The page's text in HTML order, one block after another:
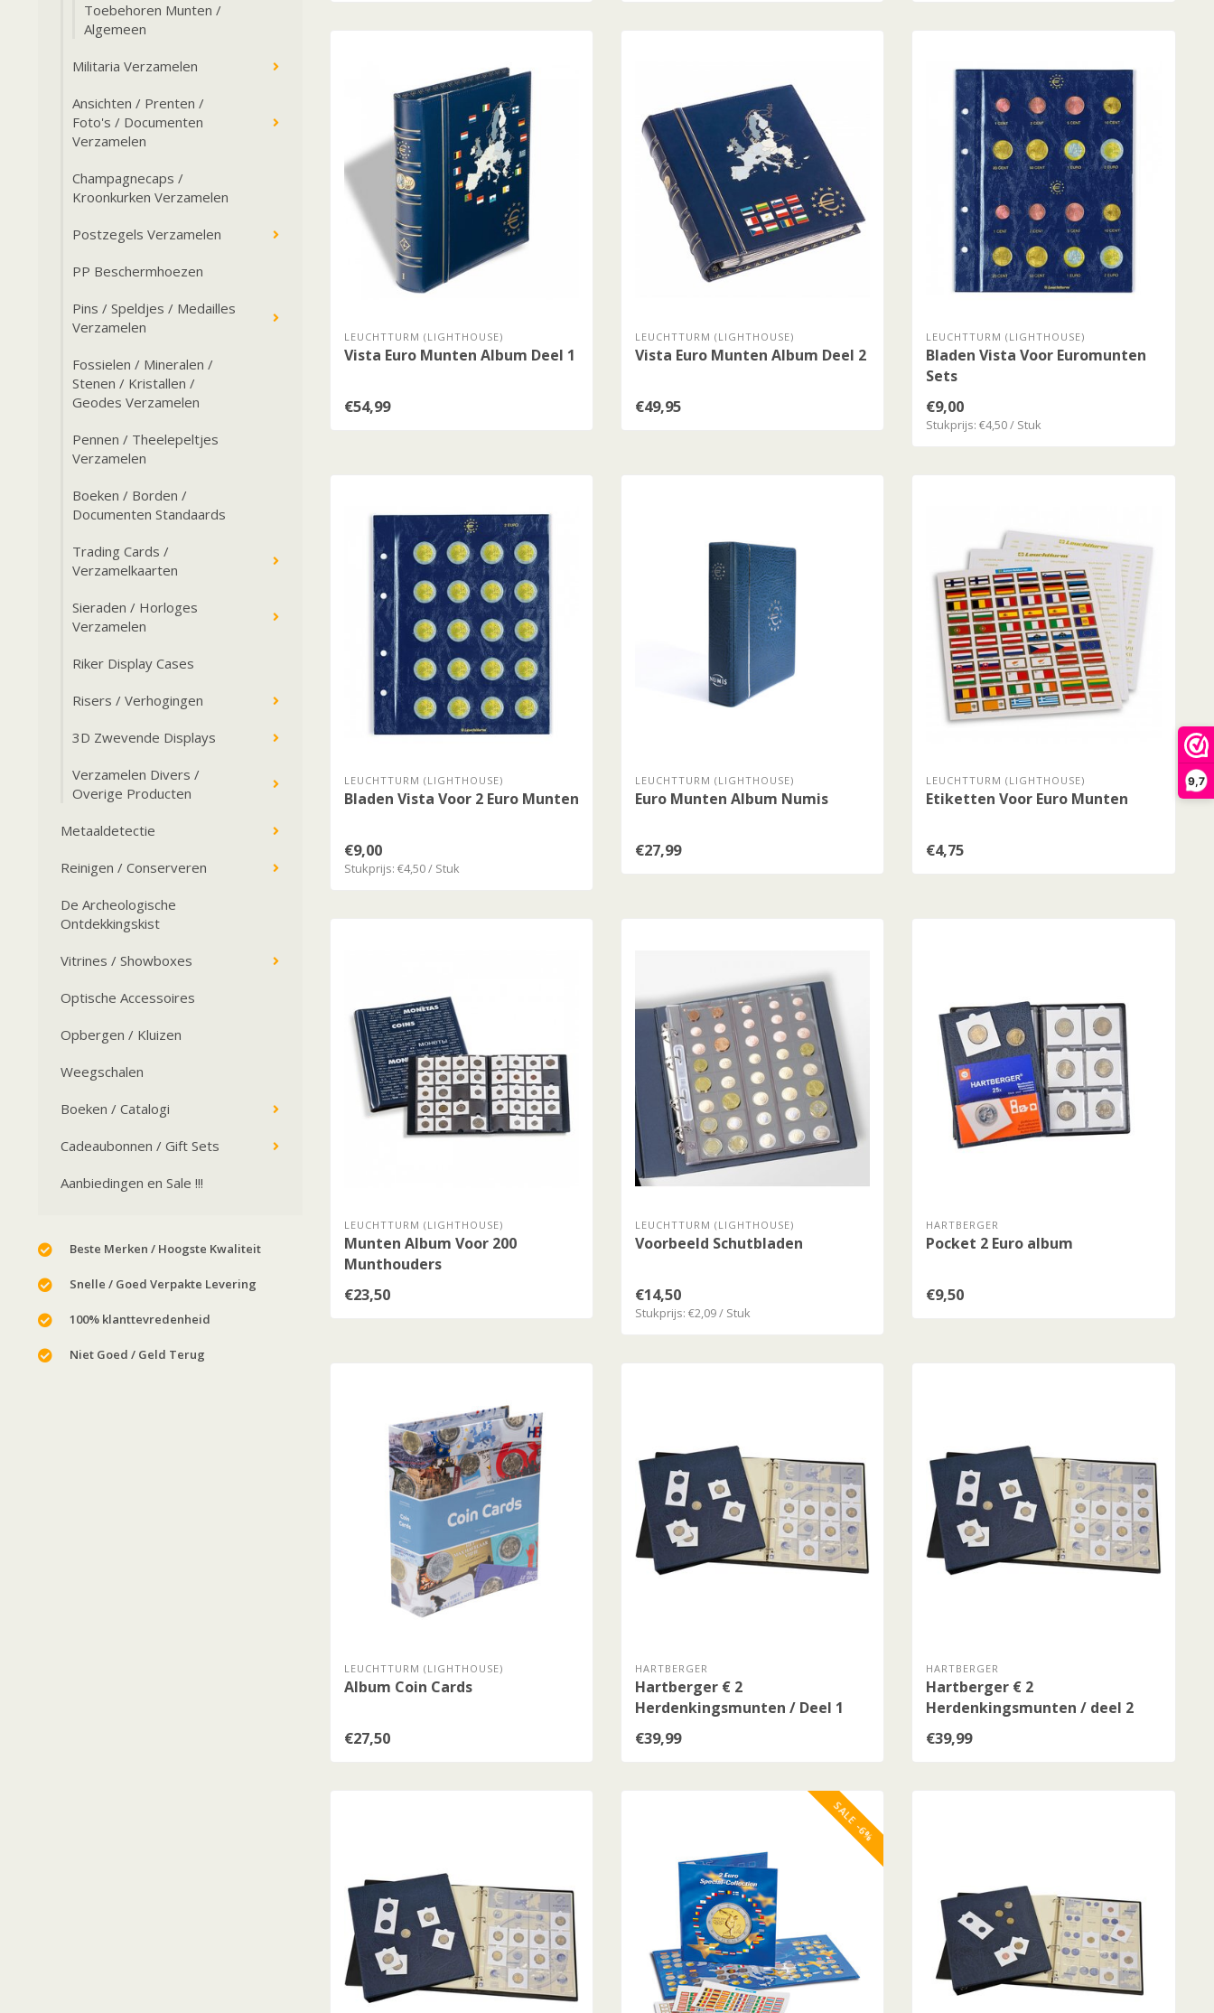
9,7
Toebehoren Munten /
Algemeen
Militaria Verzamelen
Ansichten / Prenten /
Foto's / Documenten
Verzamelen
Champagnecaps /
Kroonkurken Verzamelen
Postzegels Verzamelen
PP Beschermhoezen
Pins / Speldjes / Medailles
Verzamelen
Fossielen / Mineralen /
Stenen / Kristallen /
Geodes Verzamelen
Pennen / Theelepeltjes
Verzamelen
Boeken / Borden /
Documenten Standaards
Trading Cards /
Verzamelkaarten
Sieraden / Horloges
Verzamelen
Riker Display Cases
Risers / Verhogingen
3D Zwevende Displays
Verzamelen Divers /
Overige Producten
Metaaldetectie
Reinigen / Conserveren
De Archeologische
Ontdekkingskist
Vitrines / Showboxes
Optische Accessoires
Opbergen / Kluizen
Weegschalen
Boeken / Catalogi
Cadeaubonnen / Gift Sets
Aanbiedingen en Sale !!!
Beste Merken / Hoogste Kwaliteit
Snelle / Goed Verpakte Levering
100% klanttevredenheid
Niet Goed / Geld Terug
LEUCHTTURM (LIGHTHOUSE)
Vista Euro Munten Album Deel 1
€54,99
LEUCHTTURM (LIGHTHOUSE)
Vista Euro Munten Album Deel 2
€49,95
LEUCHTTURM (LIGHTHOUSE)
Bladen Vista Voor Euromunten
Sets
€9,00
Stukprijs: €4,50 / Stuk
LEUCHTTURM (LIGHTHOUSE)
Bladen Vista Voor 2 Euro Munten
€9,00
Stukprijs: €4,50 / Stuk
LEUCHTTURM (LIGHTHOUSE)
Euro Munten Album Numis
€27,99
LEUCHTTURM (LIGHTHOUSE)
Etiketten Voor Euro Munten
€4,75
LEUCHTTURM (LIGHTHOUSE)
Munten Album Voor 200
Munthouders
€23,50
LEUCHTTURM (LIGHTHOUSE)
Voorbeeld Schutbladen
€14,50
Stukprijs: €2,09 / Stuk
HARTBERGER
Pocket 2 Euro album
€9,50
LEUCHTTURM (LIGHTHOUSE)
Album Coin Cards
€27,50
HARTBERGER
Hartberger € 2
Herdenkingsmunten / Deel 1
2004-2014
€39,99
HARTBERGER
Hartberger € 2
Herdenkingsmunten / deel 2
2015-2020
€39,99
SALE -6%